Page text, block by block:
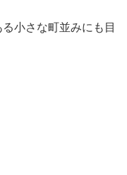
小さな町並みにも目